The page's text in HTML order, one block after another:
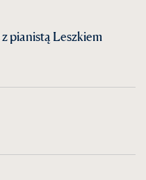
pianistą Leszkiem